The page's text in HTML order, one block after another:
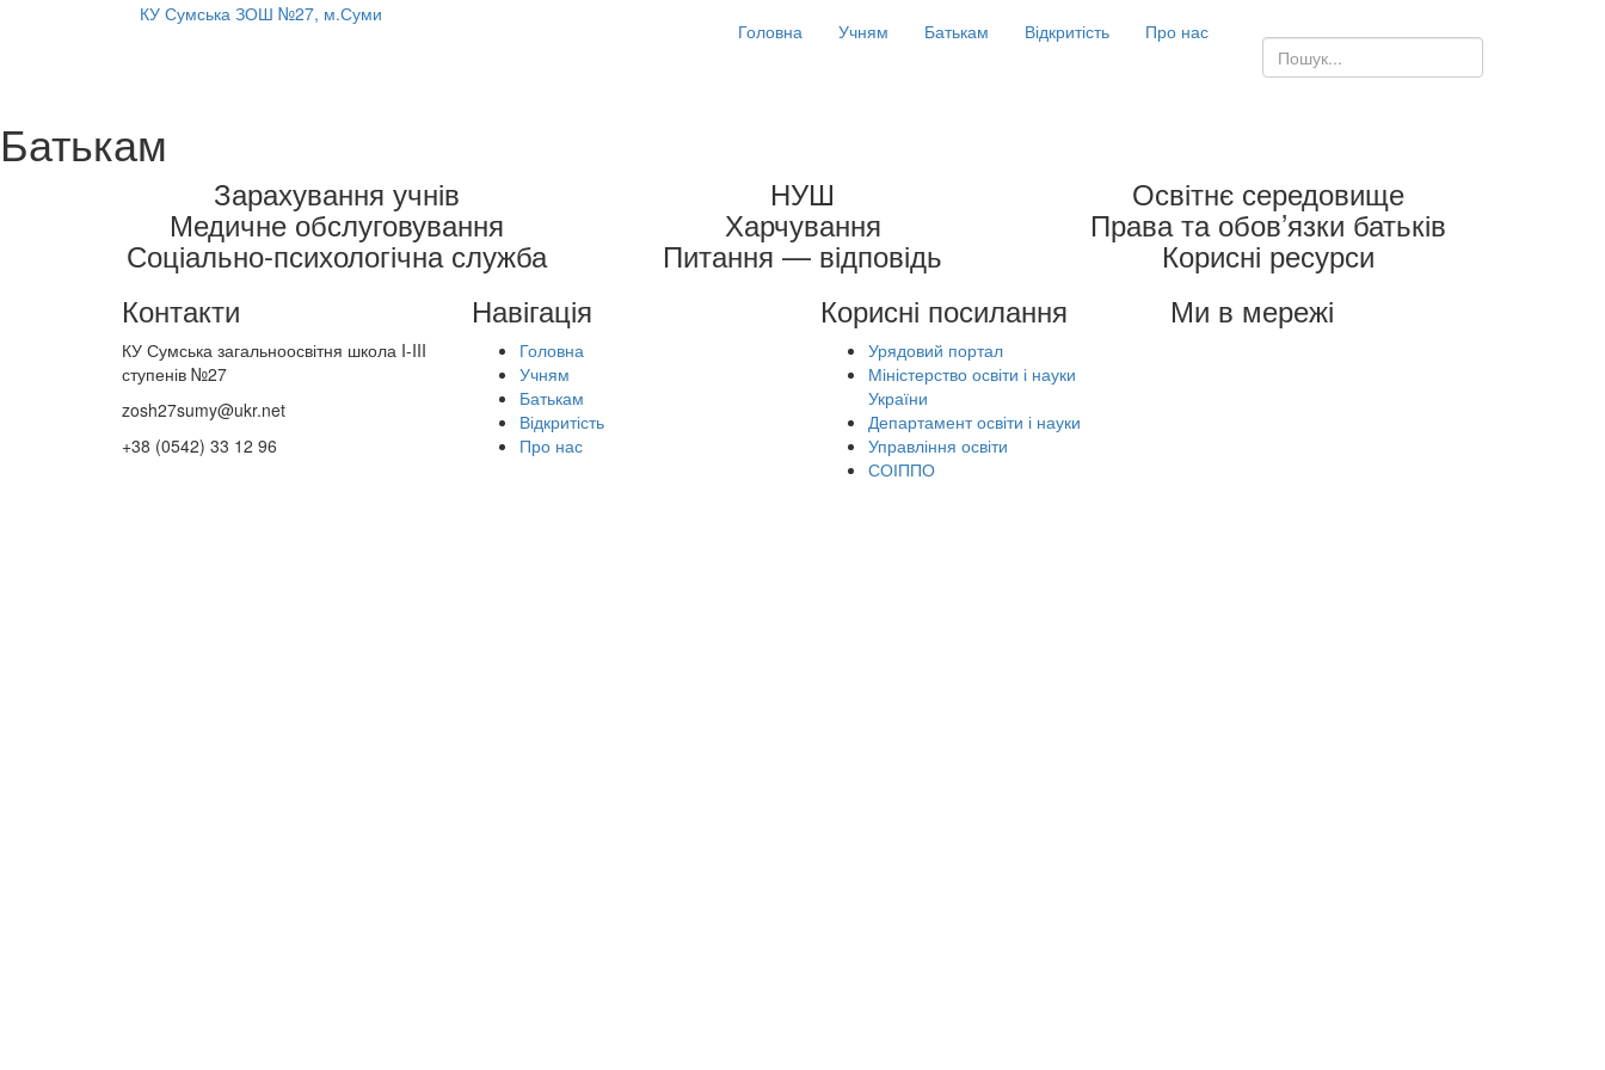
КУ Сумська ЗОШ №27, м.Суми
Головна Учням Батькам Відкритість Про нас
Батькам
Зарахування учнів НУШ Освітнє середовище
Медичне обслуговування Харчування Права та обов’язки батьків
Соціально-психологічна служба Питання — відповідь
Корисні ресурси
Контакти
КУ Сумська загальноосвітня школа I-III
ступенів №27
zosh27sumy@ukr.net
+38 (0542) 33 12 96
Навігація
Головна
Учням
Батькам
Відкритість
Про нас
Корисні посилання
Урядовий портал
Міністерство освіти і науки
України
Департамент освіти і науки
Управління освіти
СОІППО
Ми в мережі